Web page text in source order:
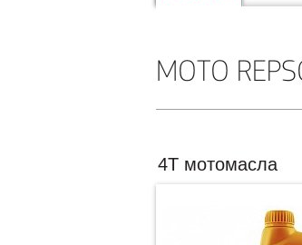
МОТО
4T мотомасла